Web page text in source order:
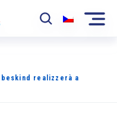
realizzerà a